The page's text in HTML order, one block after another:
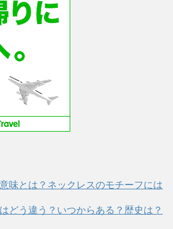
味とは？ネックレスのモチーフには
どう違う？いつからある？歴史は？